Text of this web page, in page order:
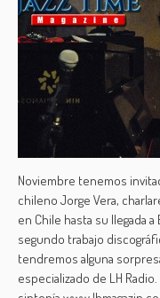
Noviembre tenemos
chileno Jorge Vera,
en Chile hasta su llegada
segundo trabajo
tendremos alguna
especializado de LH